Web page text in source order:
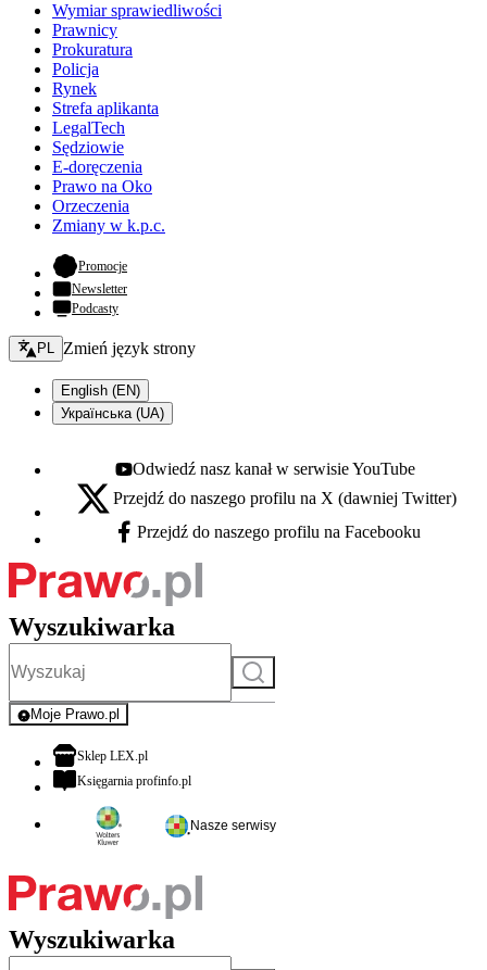
Wymiar sprawiedliwości
Prawnicy
Prokuratura
Policja
Rynek
Strefa aplikanta
LegalTech
Sędziowie
E-doręczenia
Prawo na Oko
Orzeczenia
Zmiany w k.p.c.
Promocje- otwiera się w nowej karcie
Newsletter
Podcasty
Zmień język - bieżący:
PL Zmień język strony
English (EN)
Українська (UA)
Youtube - otwiera się w nowej karcie
Odwiedź nasz kanał w serwisie YouTube
X - otwiera się w nowej karcie
Przejdź do naszego profilu na X (dawniej Twitter)
Facebook - otwiera się w nowej karcie
Przejdź do naszego profilu na Facebooku
Wyszukiwarka
Szukaj
Moje Prawo.pl
- rejestracja i logowanie do serwisu
Sklep LEX.plotwiera się w nowej karcie
Księgarnia profinfo.plotwiera się w nowej karcie
Nasze serwisy
Wyszukiwarka